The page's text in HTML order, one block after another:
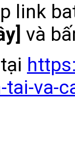
link
và
va-